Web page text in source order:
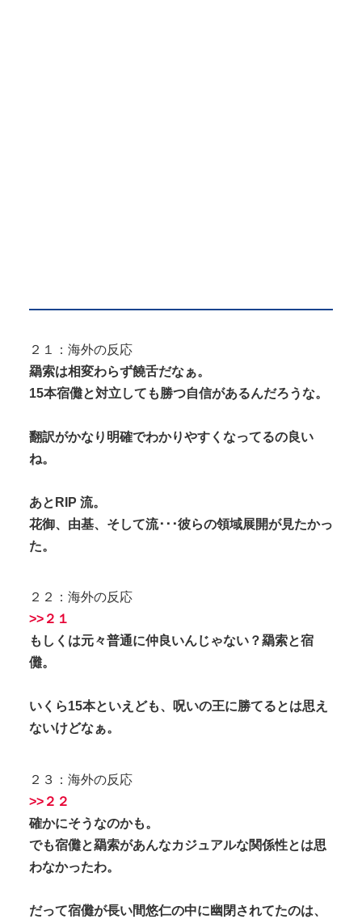
２１：海外の反応
羂索は相変わらず饒舌だなぁ。
15本宿儺と対立しても勝つ自信があるんだろうな。
翻訳がかなり明確でわかりやすくなってるの良い
ね。
あとRIP 流。
花御、由基、そして流･･･彼らの領域展開が見たかっ
た。
２２：海外の反応
>>２１
もしくは元々普通に仲良いんじゃない？羂索と宿
儺。
いくら15本といえども、呪いの王に勝てるとは思え
ないけどなぁ。
２３：海外の反応
>>２２
確かにそうなのかも。
でも宿儺と羂索があんなカジュアルな関係性とは思
わなかったわ。
だって宿儺が長い間悠仁の中に幽閉されてたのは、